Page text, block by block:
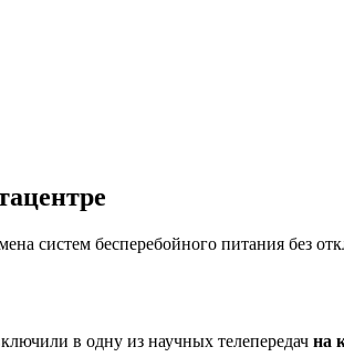
систем бесперебойного питания без
в одну из научных телепередач на